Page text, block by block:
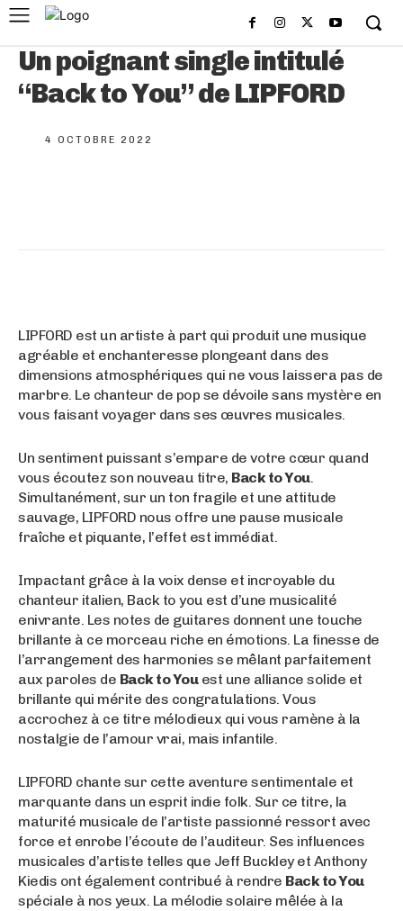
Un poignant single intitulé
“Back to You” de LIPFORD
4 OCTOBRE 2022
LIPFORD est un artiste à part qui produit une musique
agréable et enchanteresse plongeant dans des
dimensions atmosphériques qui ne vous laissera pas de
marbre. Le chanteur de pop se dévoile sans mystère en
vous faisant voyager dans ses œuvres musicales.
Un sentiment puissant s’empare de votre cœur quand
vous écoutez son nouveau titre, Back to You.
Simultanément, sur un ton fragile et une attitude
sauvage, LIPFORD nous offre une pause musicale
fraîche et piquante, l’effet est immédiat.
Impactant grâce à la voix dense et incroyable du
chanteur italien, Back to you est d’une musicalité
enivrante. Les notes de guitares donnent une touche
brillante à ce morceau riche en émotions. La finesse de
l’arrangement des harmonies se mêlant parfaitement
aux paroles de Back to Youest une alliance solide et
brillante qui mérite des congratulations. Vous
accrochez à ce titre mélodieux qui vous ramène à la
nostalgie de l’amour vrai, mais infantile.
LIPFORD chante sur cette aventure sentimentale et
marquante dans un esprit indie folk. Sur ce titre, la
maturité musicale de l’artiste passionné ressort avec
force et enrobe l’écoute de l’auditeur. Ses influences
musicales d’artiste telles que Jeff Buckley et Anthony
Kiedis ont également contribué à rendre Back to You
spéciale à nos yeux. La mélodie solaire mêlée à la